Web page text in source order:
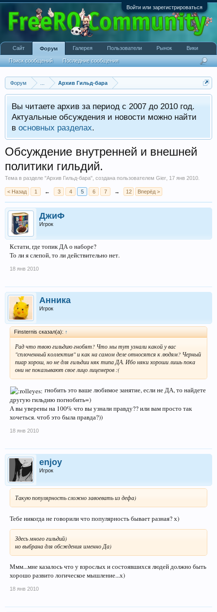
Войти или зарегистрироваться
Форум Архив Гильд-бара
Вы читаете архив за период с 2007 до 2010 год.
Актуальные обсуждения и новости можно найти
в основных разделах.
Обсуждение внутренней и внешней
политики гильдий.
Тема в разделе "Архив Гильд-бара", создана пользователем Gier 17 янв 2010
< Назад 1 ← 3 4 5 6 7 → 12 Вперёд >
ДжиФ
Игрок
Кстати, где топик ДА о наборе?
То ли я слепой, то ли действительно нет.
18 янв 2010
Анника
Игрок
Finsternis сказал(а): ↑
Рад что твою гильдию гнобят? Что мы тут узнали какой у вас
"сплоченный коллектив" и как на самом деле относятся к людям? Черный
пиар хорош, но не для гильдии няк типа ДА. Ибо няки хороши лишь пока
они не показывают свое лицо лицемеров :(
гнобить это ваше любимое занятие, если не ДА, то найдете
другую гильдию погнобить=)
А вы уверены на 100% что вы узнали правду?? или вам просто так
хочеться. чтоб это была правда?))
18 янв 2010
enjoy
Игрок
Такую популярность сложно завоевать из дефа)
Тебе никогда не говорили что популярность бывает разная? х)
Здесь много гильдий)
но выбрана для обсждения именно Да)
Ммм...мне казалось что у взрослых и состоявшихся людей должно быть
хорошо развито логическое мышление...х)
18 янв 2010
Сайт Форум
Поиск сообщений Последние сообщения
Галерея Пользователи Рынок Вики